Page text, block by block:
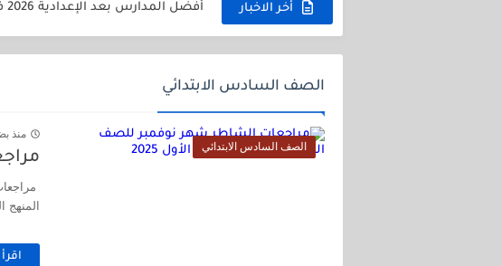
أخر الاخبار
التعليم في إنجلترا للطلاب الدوليين
امتحانات رياضيات للصف الثاني
مراجعة رياضيات للصف الخامس
الصف السادس الابتدائي
الصف السادس الابتدائي
منذ